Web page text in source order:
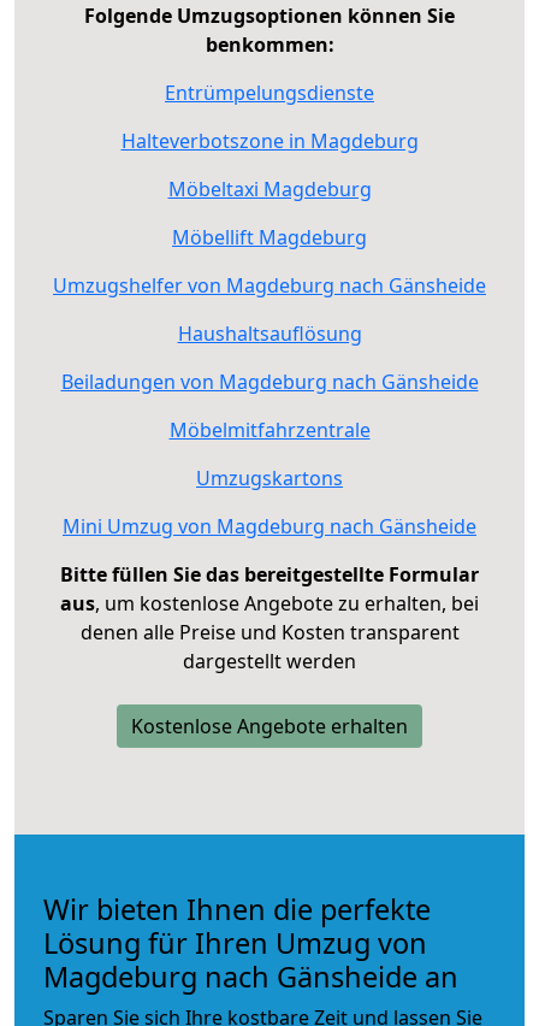
Folgende Umzugsoptionen können Sie
benkommen:
Entrümpelungsdienste
Halteverbotszone in Magdeburg
Möbeltaxi Magdeburg
Möbellift Magdeburg
Umzugshelfer von Magdeburg nach Gänsheide
Haushaltsauflösung
Beiladungen von Magdeburg nach Gänsheide
Möbelmitfahrzentrale
Umzugskartons
Mini Umzug von Magdeburg nach Gänsheide
Bitte füllen Sie das bereitgestellte Formular
aus, um kostenlose Angebote zu erhalten, bei
denen alle Preise und Kosten transparent
dargestellt werden
Kostenlose Angebote erhalten
Wir bieten Ihnen die perfekte
Lösung für Ihren Umzug von
Magdeburg nach Gänsheide an
Sparen Sie sich Ihre kostbare Zeit und lassen Sie